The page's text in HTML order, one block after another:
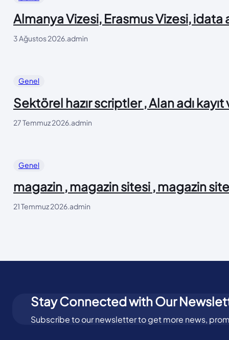
Almanya Vizesi, Erasmus Vizesi, idata
3 Ağustos 2026.admin
Genel
Sektörel hazır scriptler , Alan adı
27 Temmuz 2026 admin
Genel
magazin , magazin sitesi , magazin
21 Temmuz 2026 admin
Stay Connected with Our
Subscribe to our newsletter to get more news,